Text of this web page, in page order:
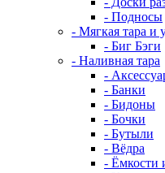
- Подносы
- Мягкая тара и
- Биг Бэги
- Наливная тара
-
- Банки
- Бидоны
- Бочки
- Бутыли
- Вёдра
- Ёмкости